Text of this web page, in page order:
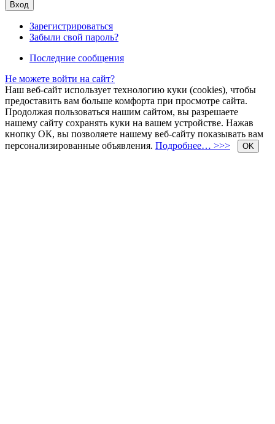
Зарегистрироваться
Забыли свой пароль?
Последние сообщения
Не можете войти на сайт?
Наш веб-сайт использует технологию куки (cookies), чтобы
предоставить вам больше комфорта при просмотре сайта.
Продолжая пользоваться нашим сайтом, вы разрешаете
нашему сайту сохранять куки на вашем устройстве. Нажав
кнопку ОК, вы позволяете нашему веб-сайту показывать вам
персонализированные объявления. Подробнее… >>> OK